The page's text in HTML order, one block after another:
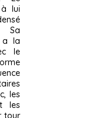
lui
Sa
a la
le
les
les
tour